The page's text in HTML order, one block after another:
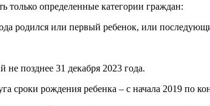
только определенные категории граждан:
родился или первый ребенок, или
позднее 31 декабря 2023 года.
сроки рождения ребенка – с начала 2019 по